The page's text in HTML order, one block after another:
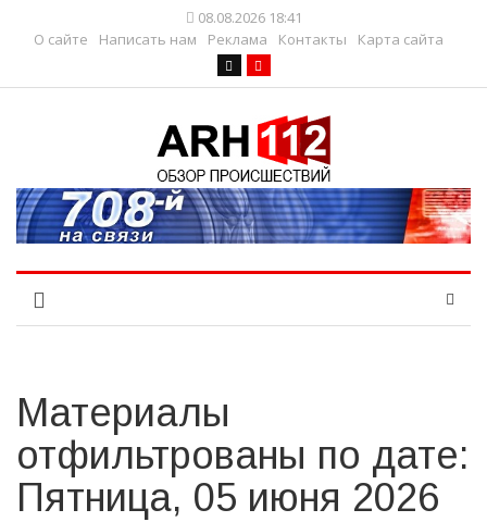
08.08.2026 18:41
О сайте
Написать нам Реклама Контакты Карта сайта
Материалы
отфильтрованы по дате:
Пятница, 05 июня 2026